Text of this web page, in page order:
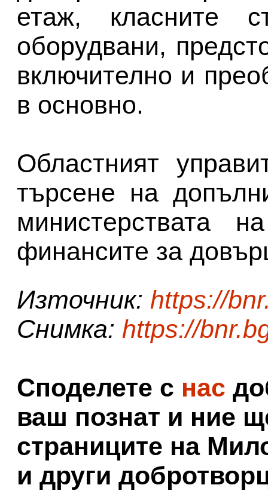
етаж,
оборудвани,
включително и
в основно.
Областният
търсене на
министерствата
финансите за
Източник: https://
Снимка: https://
Споделете с нас
ваш познат и ние
страниците на
и други